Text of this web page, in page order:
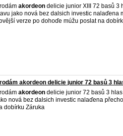
akordeon delicie junior XIII 72 basů 3
jako nová bez dalsich investic nalaďena
verze po dohoďe múžu poslat na
akordeon delicie junior 72 basů 3
akordeon delicie junior 72 basů 3
nová bez dalsich investic nalaďena
dobírku Záruka